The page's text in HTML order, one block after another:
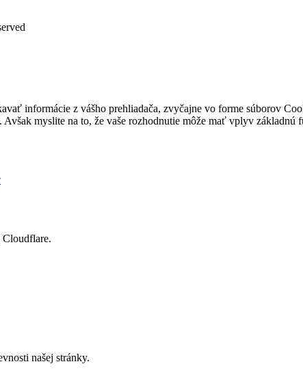
informácie z vášho prehliadača, zvyčajne vo forme súborov
myslite na to, že vaše rozhodnutie môže mať vplyv základnú
Cloudflare.
našej stránky.